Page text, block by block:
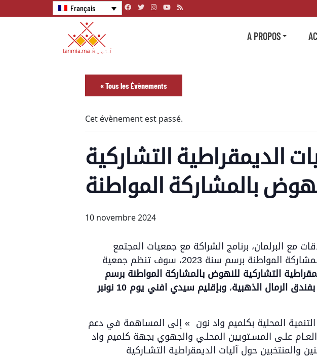
Français
A PROPOS
« Tous les Évènements
Cet évènement est passé.
الديمقراطية التشاركية
بالمشاركة المواطنة
10 novembre 2024
مع البرلمان، برنامج الشراكة مع جمعيات المجتمع
المدني في مجال التواصل حول آليات الديمقراطية التشاركية للنهوض بالمشاركة المواطنة برسم سنة 2023، سوف تنظم جمعية
التشاركية للنهوض بالمشاركة المواطنة برسم
، وبإقليم سيدي افني يوم 10 نونبر
المحلية بكلميم واد نون » إلى المساهمة في دعم
علـى المسـتويين المحلـي والجهوي بجهة كلميم واد
حول آليات الديمقراطية التشـاركية